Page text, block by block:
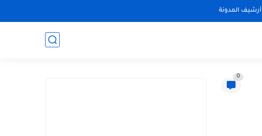
أرشيف المدونة
0